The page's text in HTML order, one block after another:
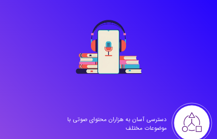
دسترسی آسان به هزاران محتوای صوتی با
موضوعات مختلف